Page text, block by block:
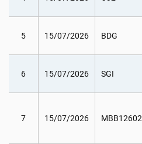
5 15/07/2026 BDG
6 15/07/2026 SGI
7 15/07/2026 MBB12602